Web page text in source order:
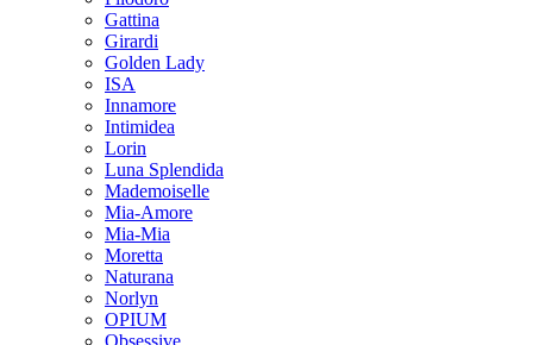
Gattina
Girardi
Golden Lady
ISA
Innamore
Intimidea
Lorin
Luna Splendida
Mademoiselle
Mia-Amore
Mia-Mia
Moretta
Naturana
Norlyn
OPIUM
Obsessive